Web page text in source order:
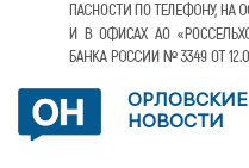
ОРЛОВСКИЕ
НОВОСТИ